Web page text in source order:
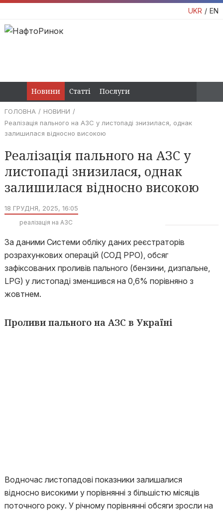
UKR EN
Новини Статті Послуги
ГОЛОВНА
НОВИНИ
Реалізація пального на АЗС у листопаді знизилася, однак
залишилася відносно високою
Реалізація пального на АЗС у
листопаді знизилася, однак
залишилася відносно високою
18 ГРУДНЯ, 2025, 16:05
реалізація на АЗС
За даними Системи обліку даних реєстраторів
розрахункових операцій (СОД РРО), обсяг
зафіксованих проливів пального (бензини, дизпальне,
LPG) у листопаді зменшився на 0,6% порівняно з
жовтнем.
Проливи пального на АЗС в Україні
Водночас листопадові показники залишалися
відносно високими у порівнянні з більшістю місяців
поточного року. У річному порівнянні обсяги зросли на